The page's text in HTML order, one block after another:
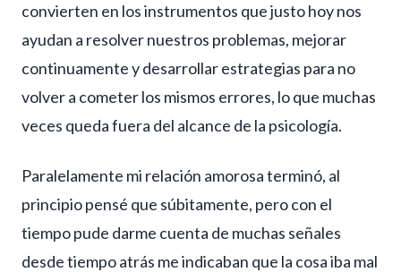
convierten en los instrumentos que justo hoy nos
ayudan a resolver nuestros problemas, mejorar
continuamente y desarrollar estrategias para no
volver a cometer los mismos errores, lo que muchas
veces queda fuera del alcance de la psicología.
Paralelamente mi relación amorosa terminó, al
principio pensé que súbitamente, pero con el
tiempo pude darme cuenta de muchas señales
desde tiempo atrás me indicaban que la cosa iba mal